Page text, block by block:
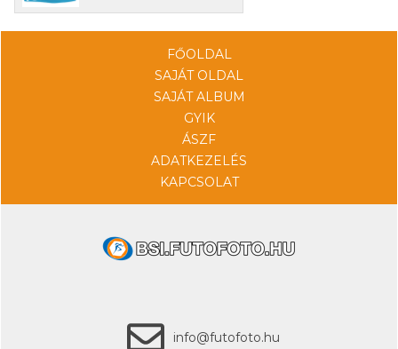
FŐOLDAL
SAJÁT OLDAL
SAJÁT ALBUM
GYIK
ÁSZF
ADATKEZELÉS
KAPCSOLAT
info@futofoto.hu